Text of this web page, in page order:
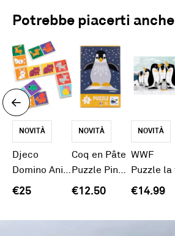
Potrebbe piacerti anche
NOVITÀ
Djeco
Domino Animali del Bosco
€25
NOVITÀ
Coq en Pâte
Puzzle Pinguino
€12.50
NOVITÀ
WWF
€14.99